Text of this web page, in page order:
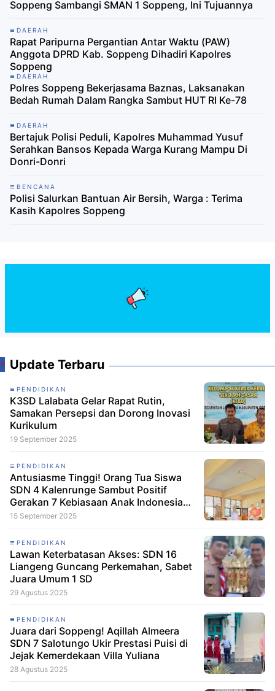
Soppeng Sambangi SMAN 1 Soppeng, Ini Tujuannya
DAERAH
Rapat Paripurna Pergantian Antar Waktu (PAW)
Anggota DPRD Kab. Soppeng Dihadiri Kapolres
Soppeng
DAERAH
Polres Soppeng Bekerjasama Baznas, Laksanakan
Bedah Rumah Dalam Rangka Sambut HUT RI Ke-78
DAERAH
Bertajuk Polisi Peduli, Kapolres Muhammad Yusuf
Serahkan Bansos Kepada Warga Kurang Mampu Di
Donri-Donri
BENCANA
Polisi Salurkan Bantuan Air Bersih, Warga : Terima
Kasih Kapolres Soppeng
Update Terbaru
PENDIDIKAN
K3SD Lalabata Gelar Rapat Rutin,
Samakan Persepsi dan Dorong Inovasi
Kurikulum
19 September 2025
PENDIDIKAN
Antusiasme Tinggi! Orang Tua Siswa
SDN 4 Kalenrunge Sambut Positif
Gerakan 7 Kebiasaan Anak Indonesia
Hebat
15 September 2025
PENDIDIKAN
Lawan Keterbatasan Akses: SDN 16
Liangeng Guncang Perkemahan, Sabet
Juara Umum 1 SD
29 Agustus 2025
PENDIDIKAN
Juara dari Soppeng! Aqillah Almeera
SDN 7 Salotungo Ukir Prestasi Puisi di
Jejak Kemerdekaan Villa Yuliana
28 Agustus 2025